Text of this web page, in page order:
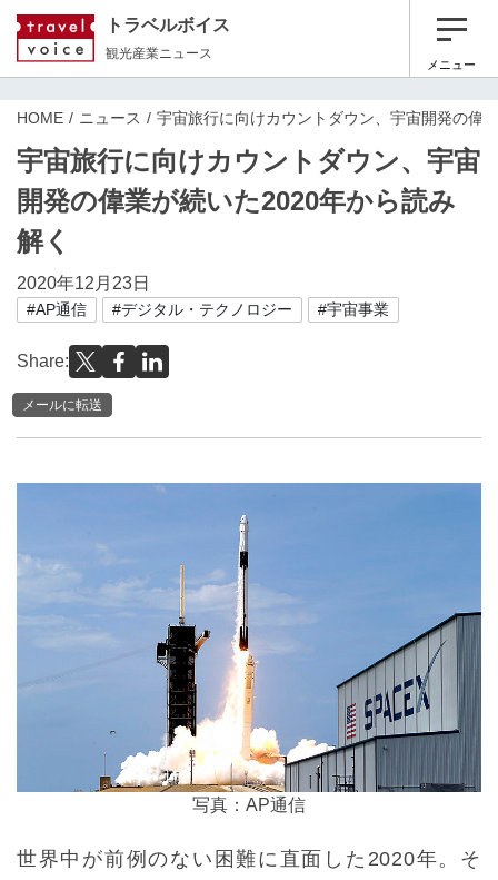
トラベルボイス
観光産業ニュース
メニュー
HOME ニュース 宇宙旅行に向けカウントダウン、宇宙開発の偉
宇宙旅行に向けカウントダウン、宇宙
開発の偉業が続いた2020年から読み
解く
2020年12月23日
#AP通信 #デジタル・テクノロジー #宇宙事業
Share:
メールに転送
写真：AP通信
世界中が前例のない困難に直面した2020年。そ